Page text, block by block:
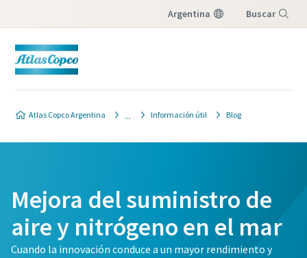
Argentina Buscar
Atlas Copco Argentina Información útil Blog
Mejora del suministro de
aire y nitrógeno en el mar
Cuando la innovación conduce a un mayor rendimiento y